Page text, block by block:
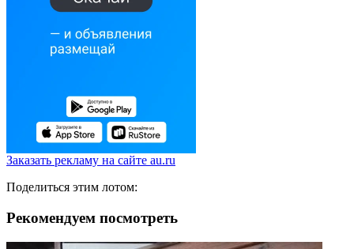
Заказать рекламу на сайте au.ru
Поделиться этим лотом:
Рекомендуем посмотреть